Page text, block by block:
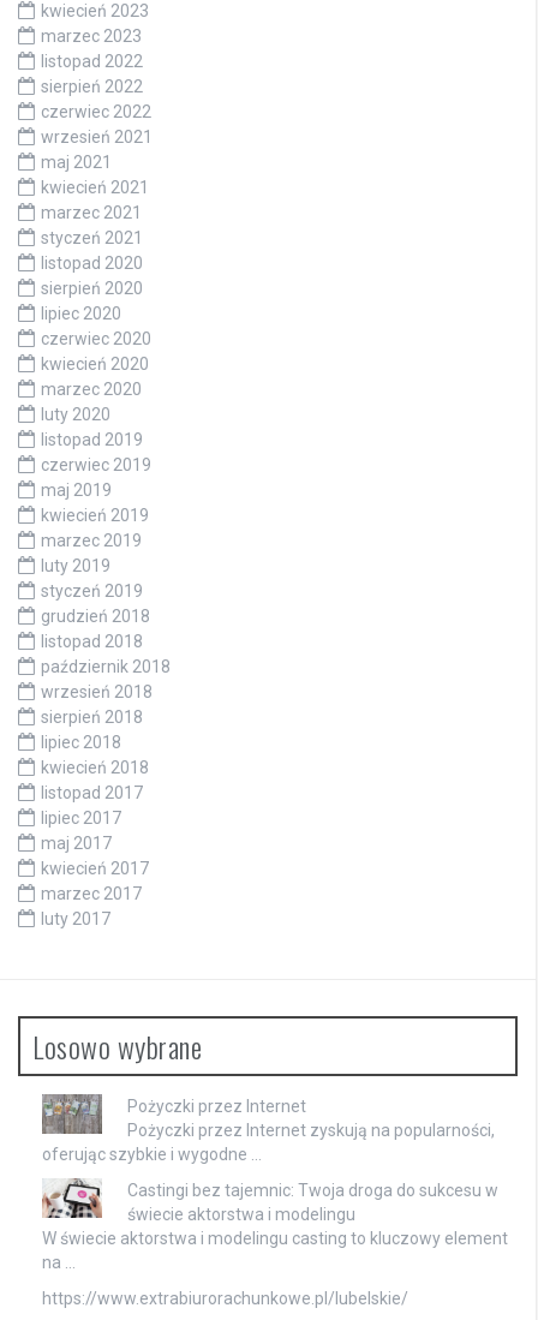
kwiecień 2023
marzec 2023
listopad 2022
sierpień 2022
czerwiec 2022
wrzesień 2021
maj 2021
kwiecień 2021
marzec 2021
styczeń 2021
listopad 2020
sierpień 2020
lipiec 2020
czerwiec 2020
kwiecień 2020
marzec 2020
luty 2020
listopad 2019
czerwiec 2019
maj 2019
kwiecień 2019
marzec 2019
luty 2019
styczeń 2019
grudzień 2018
listopad 2018
październik 2018
wrzesień 2018
sierpień 2018
lipiec 2018
kwiecień 2018
listopad 2017
lipiec 2017
maj 2017
kwiecień 2017
marzec 2017
luty 2017
Losowo wybrane
Pożyczki przez Internet
Pożyczki przez Internet zyskują na popularności,
oferując szybkie i wygodne …
Castingi bez tajemnic: Twoja droga do sukcesu w
świecie aktorstwa i modelingu
W świecie aktorstwa i modelingu casting to kluczowy element
na …
https://www.extrabiurorachunkowe.pl/lubelskie/